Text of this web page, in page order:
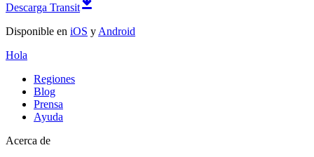
Descarga Transit
Disponible en iOS y Android
Hola
Regiones
Blog
Prensa
Ayuda
Acerca de